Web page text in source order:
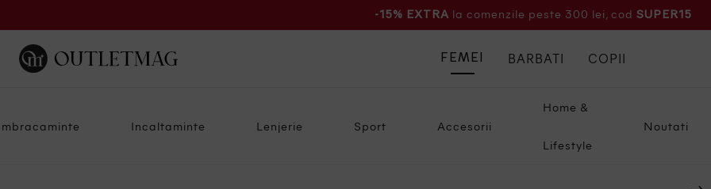
-15% EXTRA la comenzile peste 300 lei, cod SUPER15
Incaltaminte Lenjerie Sport Accesorii
Home &
Lifestyle
Noutati
FEMEI BARBATI COPII